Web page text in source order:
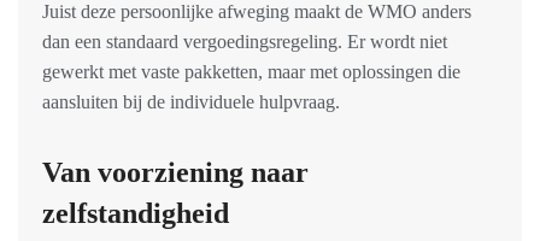
Juist deze persoonlijke afweging maakt de WMO anders
dan een standaard vergoedingsregeling. Er wordt niet
gewerkt met vaste pakketten, maar met oplossingen die
aansluiten bij de individuele hulpvraag.
Van voorziening naar
zelfstandigheid